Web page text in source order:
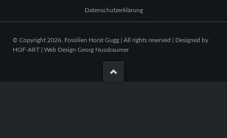
Datenschutzerklärung
© Copyright 2026. Fossilien Horst Gugg | All rights reserved | Designed by
HOF-ART | Web Design Georg Nussbaumer